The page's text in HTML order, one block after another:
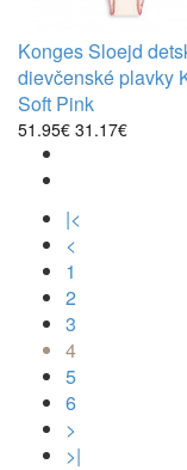
Konges Sloejd
dievčenské plavky
Soft Pink
51.95€ 31.17€
|<
<
1
2
3
4
5
6
>
>|